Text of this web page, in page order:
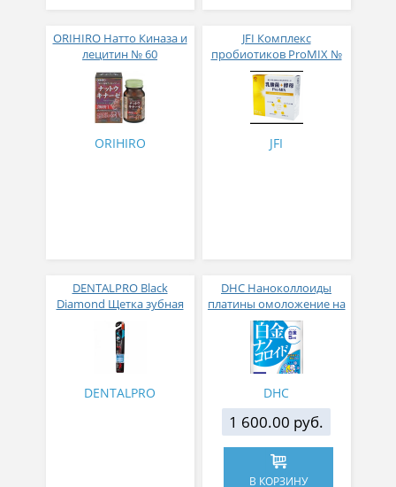
ORIHIRO Натто Киназа и
лецитин № 60
ORIHIRO
JFI Комплекс
пробиотиков ProMIX №
31
JFI
DENTALPRO Black
Diamond Щетка зубная
многоуровневая с
ультратонкой щетиной
алмазной формы
средней жесткости
DENTALPRO
DHC Наноколлоиды
платины омоложение на
клеточном уровне № 30
DHC
1 600.00 руб.
В КОРЗИНУ